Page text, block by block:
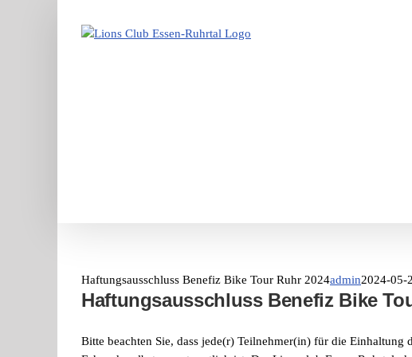
Haftungsausschluss Benefiz Bike Tour Ruhr 2024admin2024-05-
Haftungsausschluss Benefiz Bike
Bitte beachten Sie, dass jede(r) Teilnehmer(in) für die